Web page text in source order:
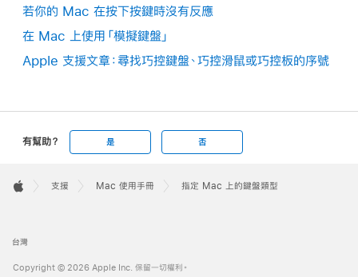
若你的 Mac 在按下按鍵時沒有反應
在 Mac 上使用「模擬鍵盤」
Apple 支援文章：尋找巧控鍵盤、巧控滑鼠或巧控板的序號
有幫助？ 是 否
Footer

支援 Mac 使用手冊 指定 Mac 上的鍵盤類型
台灣
Copyright © 2026 Apple Inc. 保留一切權利。